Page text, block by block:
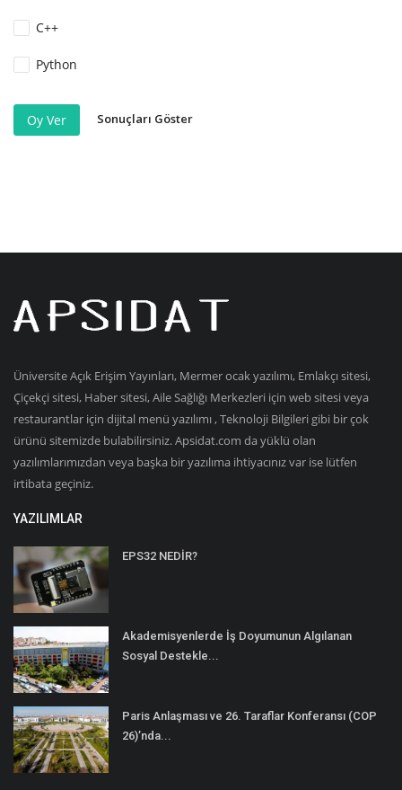
C++
Python
Oy Ver Sonuçları Göster
Üniversite Açık Erişim Yayınları, Mermer ocak yazılımı, Emlakçı sitesi,
Çiçekçi sitesi, Haber sitesi, Aile Sağlığı Merkezleri için web sitesi veya
restaurantlar için dijital menü yazılımı , Teknoloji Bilgileri gibi bir çok
ürünü sitemizde bulabilirsiniz. Apsidat.com da yüklü olan
yazılımlarımızdan veya başka bir yazılıma ihtiyacınız var ise lütfen
irtibata geçiniz.
YAZILIMLAR
EPS32 NEDİR?
Akademisyenlerde İş Doyumunun Algılanan
Sosyal Destekle...
Paris Anlaşması ve 26. Taraflar Konferansı (COP
26)’nda...